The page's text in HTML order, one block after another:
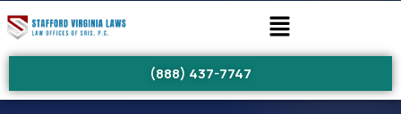
(888) 437-7747